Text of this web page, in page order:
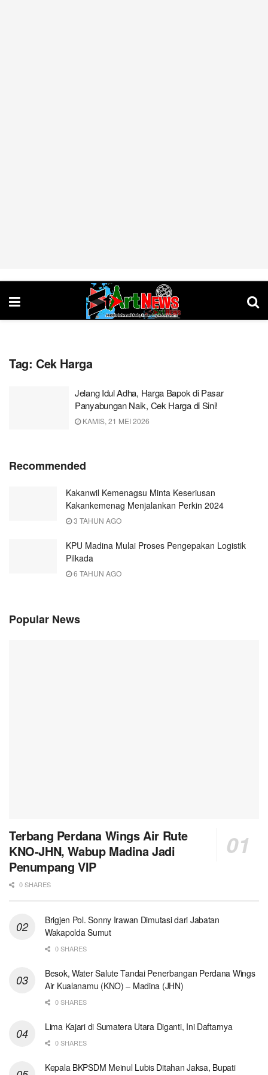
Tag: Cek Harga
Jelang Idul Adha, Harga Bapok di Pasar
Panyabungan Naik, Cek Harga di Sini!
KAMIS, 21 MEI 2026
Recommended
Kakanwil Kemenagsu Minta Keseriusan
Kakankemenag Menjalankan Perkin 2024
3 TAHUN AGO
KPU Madina Mulai Proses Pengepakan Logistik
Pilkada
6 TAHUN AGO
Popular News
Terbang Perdana Wings Air Rute
KNO-JHN, Wabup Madina Jadi
Penumpang VIP
0 SHARES
Brigjen Pol. Sonny Irawan Dimutasi dari Jabatan
Wakapolda Sumut
0 SHARES
Besok, Water Salute Tandai Penerbangan Perdana Wings
Air Kualanamu (KNO) – Madina (JHN)
0 SHARES
Lima Kajari di Sumatera Utara Diganti, Ini Daftarnya
0 SHARES
Kepala BKPSDM Meinul Lubis Ditahan Jaksa, Bupati